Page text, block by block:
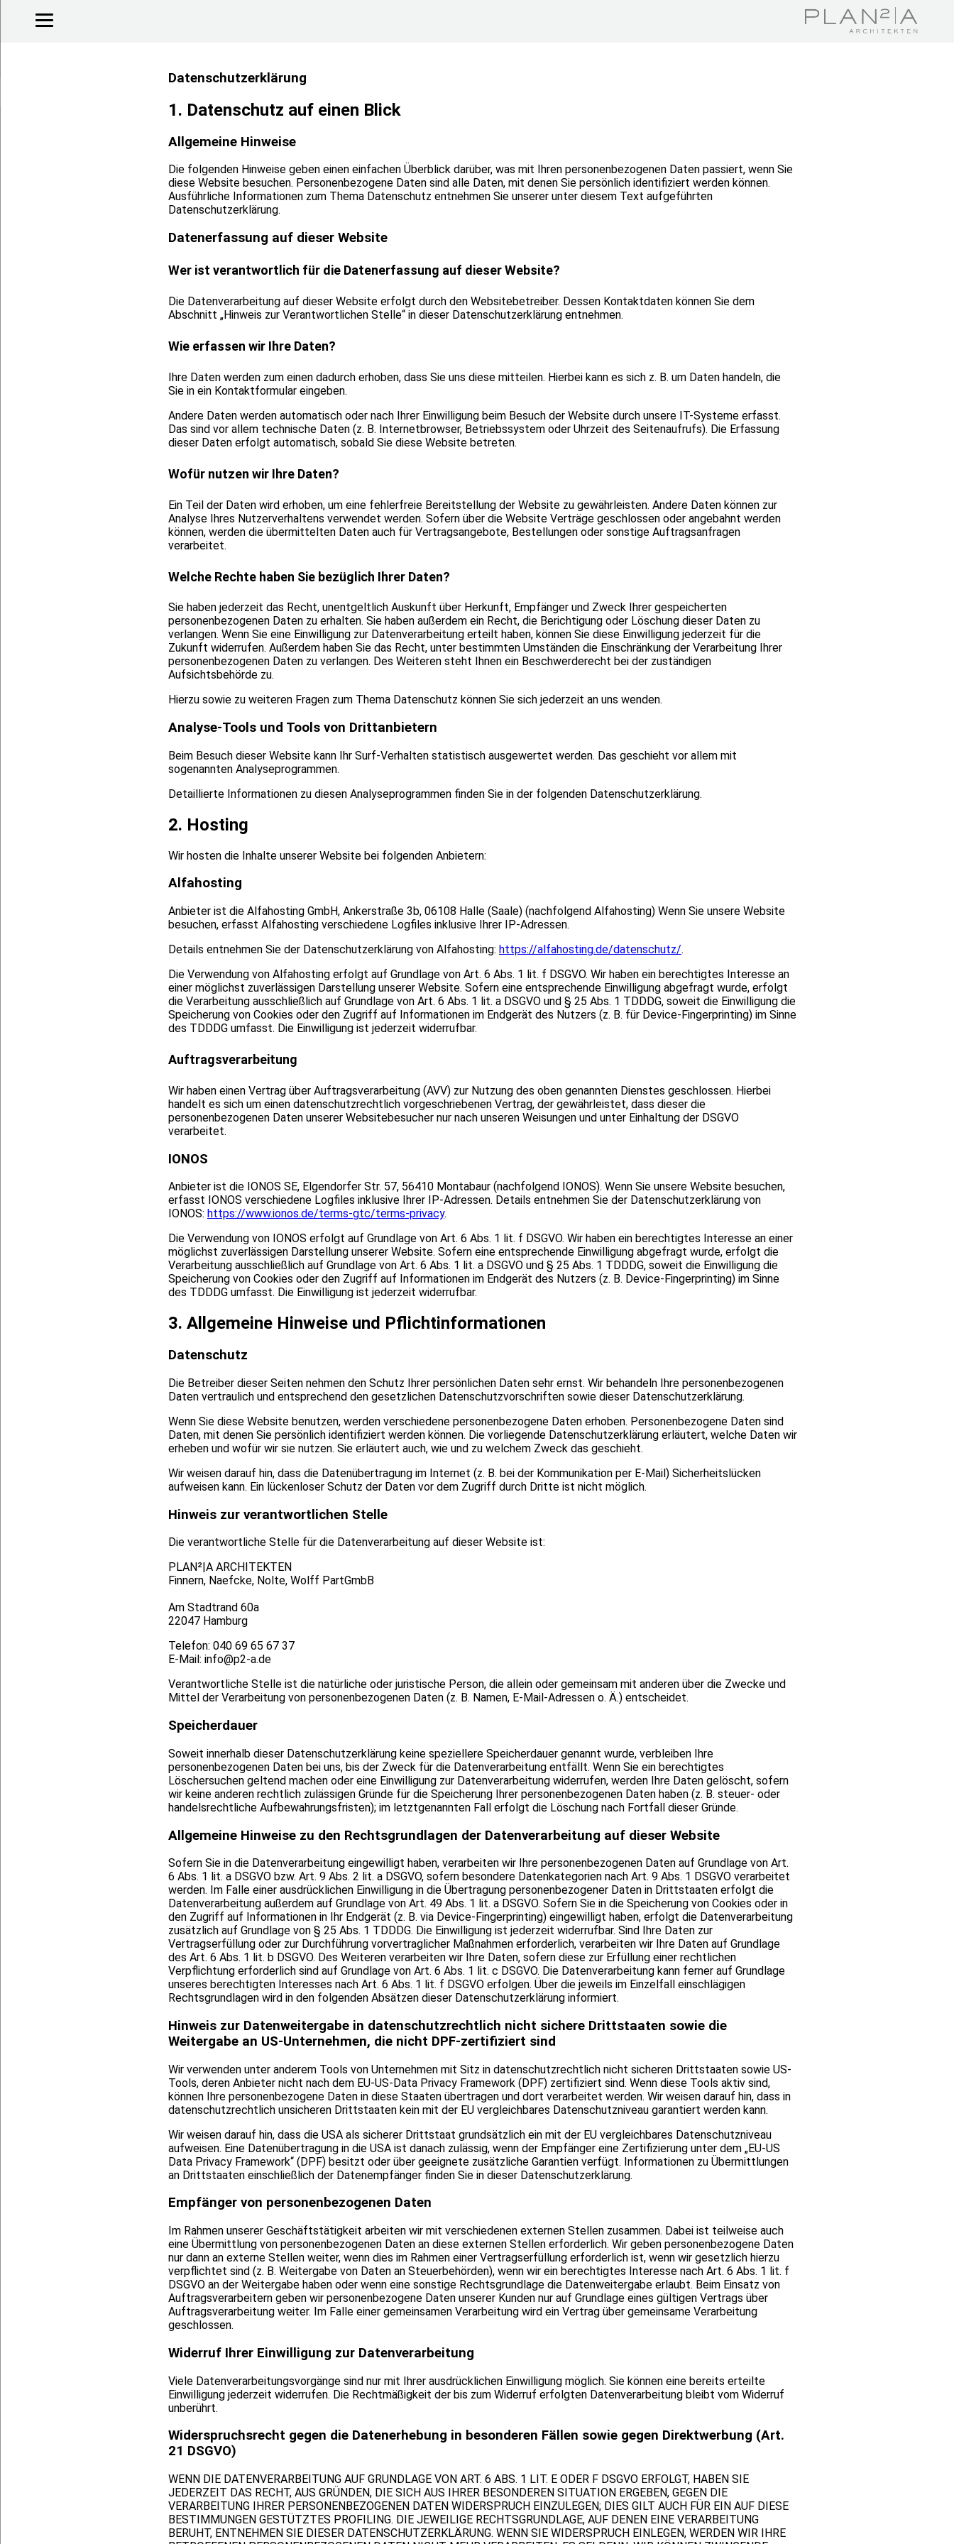
Datenschutz­erklärung
1. Datenschutz auf einen Blick
Allgemeine Hinweise
Die folgenden Hinweise geben einen einfachen Überblick darüber, was mit Ihren personenbezogenen Daten passiert, wenn Sie
diese Website besuchen. Personenbezogene Daten sind alle Daten, mit denen Sie persönlich identifiziert werden können.
Ausführliche Informationen zum Thema Datenschutz entnehmen Sie unserer unter diesem Text aufgeführten
Datenschutzerklärung.
Datenerfassung auf dieser Website
Wer ist verantwortlich für die Datenerfassung auf dieser Website?
Die Datenverarbeitung auf dieser Website erfolgt durch den Websitebetreiber. Dessen Kontaktdaten können Sie dem
Abschnitt „Hinweis zur Verantwortlichen Stelle“ in dieser Datenschutzerklärung entnehmen.
Wie erfassen wir Ihre Daten?
Ihre Daten werden zum einen dadurch erhoben, dass Sie uns diese mitteilen. Hierbei kann es sich z. B. um Daten handeln, die
Sie in ein Kontaktformular eingeben.
Andere Daten werden automatisch oder nach Ihrer Einwilligung beim Besuch der Website durch unsere IT-Systeme erfasst.
Das sind vor allem technische Daten (z. B. Internetbrowser, Betriebssystem oder Uhrzeit des Seitenaufrufs). Die Erfassung
dieser Daten erfolgt automatisch, sobald Sie diese Website betreten.
Wofür nutzen wir Ihre Daten?
Ein Teil der Daten wird erhoben, um eine fehlerfreie Bereitstellung der Website zu gewährleisten. Andere Daten können zur
Analyse Ihres Nutzerverhaltens verwendet werden. Sofern über die Website Verträge geschlossen oder angebahnt werden
können, werden die übermittelten Daten auch für Vertragsangebote, Bestellungen oder sonstige Auftragsanfragen
verarbeitet.
Welche Rechte haben Sie bezüglich Ihrer Daten?
Sie haben jederzeit das Recht, unentgeltlich Auskunft über Herkunft, Empfänger und Zweck Ihrer gespeicherten
personenbezogenen Daten zu erhalten. Sie haben außerdem ein Recht, die Berichtigung oder Löschung dieser Daten zu
verlangen. Wenn Sie eine Einwilligung zur Datenverarbeitung erteilt haben, können Sie diese Einwilligung jederzeit für die
Zukunft widerrufen. Außerdem haben Sie das Recht, unter bestimmten Umständen die Einschränkung der Verarbeitung Ihrer
personenbezogenen Daten zu verlangen. Des Weiteren steht Ihnen ein Beschwerderecht bei der zuständigen
Aufsichtsbehörde zu.
Hierzu sowie zu weiteren Fragen zum Thema Datenschutz können Sie sich jederzeit an uns wenden.
Analyse-Tools und Tools von Dritt­anbietern
Beim Besuch dieser Website kann Ihr Surf-Verhalten statistisch ausgewertet werden. Das geschieht vor allem mit
sogenannten Analyseprogrammen.
Detaillierte Informationen zu diesen Analyseprogrammen finden Sie in der folgenden Datenschutzerklärung.
2. Hosting
Wir hosten die Inhalte unserer Website bei folgenden Anbietern:
Alfahosting
Anbieter ist die Alfahosting GmbH, Ankerstraße 3b, 06108 Halle (Saale) (nachfolgend Alfahosting) Wenn Sie unsere Website
besuchen, erfasst Alfahosting verschiedene Logfiles inklusive Ihrer IP-Adressen.
Details entnehmen Sie der Datenschutzerklärung von Alfahosting: https://alfahosting.de/datenschutz/.
Die Verwendung von Alfahosting erfolgt auf Grundlage von Art. 6 Abs. 1 lit. f DSGVO. Wir haben ein berechtigtes Interesse an
einer möglichst zuverlässigen Darstellung unserer Website. Sofern eine entsprechende Einwilligung abgefragt wurde, erfolgt
die Verarbeitung ausschließlich auf Grundlage von Art. 6 Abs. 1 lit. a DSGVO und § 25 Abs. 1 TDDDG, soweit die Einwilligung die
Speicherung von Cookies oder den Zugriff auf Informationen im Endgerät des Nutzers (z. B. für Device-Fingerprinting) im Sinne
des TDDDG umfasst. Die Einwilligung ist jederzeit widerrufbar.
Auftragsverarbeitung
Wir haben einen Vertrag über Auftragsverarbeitung (AVV) zur Nutzung des oben genannten Dienstes geschlossen. Hierbei
handelt es sich um einen datenschutzrechtlich vorgeschriebenen Vertrag, der gewährleistet, dass dieser die
personenbezogenen Daten unserer Websitebesucher nur nach unseren Weisungen und unter Einhaltung der DSGVO
verarbeitet.
IONOS
Anbieter ist die IONOS SE, Elgendorfer Str. 57, 56410 Montabaur (nachfolgend IONOS). Wenn Sie unsere Website besuchen,
erfasst IONOS verschiedene Logfiles inklusive Ihrer IP-Adressen. Details entnehmen Sie der Datenschutzerklärung von
IONOS: https://www.ionos.de/terms-gtc/terms-privacy.
Die Verwendung von IONOS erfolgt auf Grundlage von Art. 6 Abs. 1 lit. f DSGVO. Wir haben ein berechtigtes Interesse an einer
möglichst zuverlässigen Darstellung unserer Website. Sofern eine entsprechende Einwilligung abgefragt wurde, erfolgt die
Verarbeitung ausschließlich auf Grundlage von Art. 6 Abs. 1 lit. a DSGVO und § 25 Abs. 1 TDDDG, soweit die Einwilligung die
Speicherung von Cookies oder den Zugriff auf Informationen im Endgerät des Nutzers (z. B. Device-Fingerprinting) im Sinne
des TDDDG umfasst. Die Einwilligung ist jederzeit widerrufbar.
3. Allgemeine Hinweise und Pflicht­informationen
Datenschutz
Die Betreiber dieser Seiten nehmen den Schutz Ihrer persönlichen Daten sehr ernst. Wir behandeln Ihre personenbezogenen
Daten vertraulich und entsprechend den gesetzlichen Datenschutzvorschriften sowie dieser Datenschutzerklärung.
Wenn Sie diese Website benutzen, werden verschiedene personenbezogene Daten erhoben. Personenbezogene Daten sind
Daten, mit denen Sie persönlich identifiziert werden können. Die vorliegende Datenschutzerklärung erläutert, welche Daten wir
erheben und wofür wir sie nutzen. Sie erläutert auch, wie und zu welchem Zweck das geschieht.
Wir weisen darauf hin, dass die Datenübertragung im Internet (z. B. bei der Kommunikation per E-Mail) Sicherheitslücken
aufweisen kann. Ein lückenloser Schutz der Daten vor dem Zugriff durch Dritte ist nicht möglich.
Hinweis zur verantwortlichen Stelle
Die verantwortliche Stelle für die Datenverarbeitung auf dieser Website ist:
PLAN²|A ARCHITEKTEN
Finnern, Naefcke, Nolte, Wolff PartGmbB
Am Stadtrand 60a
22047 Hamburg
Telefon: 040 69 65 67 37
E-Mail: info@p2-a.de
Verantwortliche Stelle ist die natürliche oder juristische Person, die allein oder gemeinsam mit anderen über die Zwecke und
Mittel der Verarbeitung von personenbezogenen Daten (z. B. Namen, E-Mail-Adressen o. Ä.) entscheidet.
Speicherdauer
Soweit innerhalb dieser Datenschutzerklärung keine speziellere Speicherdauer genannt wurde, verbleiben Ihre
personenbezogenen Daten bei uns, bis der Zweck für die Datenverarbeitung entfällt. Wenn Sie ein berechtigtes
Löschersuchen geltend machen oder eine Einwilligung zur Datenverarbeitung widerrufen, werden Ihre Daten gelöscht, sofern
wir keine anderen rechtlich zulässigen Gründe für die Speicherung Ihrer personenbezogenen Daten haben (z. B. steuer- oder
handelsrechtliche Aufbewahrungsfristen); im letztgenannten Fall erfolgt die Löschung nach Fortfall dieser Gründe.
Allgemeine Hinweise zu den Rechtsgrundlagen der Datenverarbeitung auf dieser Website
Sofern Sie in die Datenverarbeitung eingewilligt haben, verarbeiten wir Ihre personenbezogenen Daten auf Grundlage von Art.
6 Abs. 1 lit. a DSGVO bzw. Art. 9 Abs. 2 lit. a DSGVO, sofern besondere Datenkategorien nach Art. 9 Abs. 1 DSGVO verarbeitet
werden. Im Falle einer ausdrücklichen Einwilligung in die Übertragung personenbezogener Daten in Drittstaaten erfolgt die
Datenverarbeitung außerdem auf Grundlage von Art. 49 Abs. 1 lit. a DSGVO. Sofern Sie in die Speicherung von Cookies oder in
den Zugriff auf Informationen in Ihr Endgerät (z. B. via Device-Fingerprinting) eingewilligt haben, erfolgt die Datenverarbeitung
zusätzlich auf Grundlage von § 25 Abs. 1 TDDDG. Die Einwilligung ist jederzeit widerrufbar. Sind Ihre Daten zur
Vertragserfüllung oder zur Durchführung vorvertraglicher Maßnahmen erforderlich, verarbeiten wir Ihre Daten auf Grundlage
des Art. 6 Abs. 1 lit. b DSGVO. Des Weiteren verarbeiten wir Ihre Daten, sofern diese zur Erfüllung einer rechtlichen
Verpflichtung erforderlich sind auf Grundlage von Art. 6 Abs. 1 lit. c DSGVO. Die Datenverarbeitung kann ferner auf Grundlage
unseres berechtigten Interesses nach Art. 6 Abs. 1 lit. f DSGVO erfolgen. Über die jeweils im Einzelfall einschlägigen
Rechtsgrundlagen wird in den folgenden Absätzen dieser Datenschutzerklärung informiert.
Hinweis zur Datenweitergabe in datenschutzrechtlich nicht sichere Drittstaaten sowie die
Weitergabe an US-Unternehmen, die nicht DPF-zertifiziert sind
Wir verwenden unter anderem Tools von Unternehmen mit Sitz in datenschutzrechtlich nicht sicheren Drittstaaten sowie US-
Tools, deren Anbieter nicht nach dem EU-US-Data Privacy Framework (DPF) zertifiziert sind. Wenn diese Tools aktiv sind,
können Ihre personenbezogene Daten in diese Staaten übertragen und dort verarbeitet werden. Wir weisen darauf hin, dass in
datenschutzrechtlich unsicheren Drittstaaten kein mit der EU vergleichbares Datenschutzniveau garantiert werden kann.
Wir weisen darauf hin, dass die USA als sicherer Drittstaat grundsätzlich ein mit der EU vergleichbares Datenschutzniveau
aufweisen. Eine Datenübertragung in die USA ist danach zulässig, wenn der Empfänger eine Zertifizierung unter dem „EU-US
Data Privacy Framework“ (DPF) besitzt oder über geeignete zusätzliche Garantien verfügt. Informationen zu Übermittlungen
an Drittstaaten einschließlich der Datenempfänger finden Sie in dieser Datenschutzerklärung.
Empfänger von personenbezogenen Daten
Im Rahmen unserer Geschäftstätigkeit arbeiten wir mit verschiedenen externen Stellen zusammen. Dabei ist teilweise auch
eine Übermittlung von personenbezogenen Daten an diese externen Stellen erforderlich. Wir geben personenbezogene Daten
nur dann an externe Stellen weiter, wenn dies im Rahmen einer Vertragserfüllung erforderlich ist, wenn wir gesetzlich hierzu
verpflichtet sind (z. B. Weitergabe von Daten an Steuerbehörden), wenn wir ein berechtigtes Interesse nach Art. 6 Abs. 1 lit. f
DSGVO an der Weitergabe haben oder wenn eine sonstige Rechtsgrundlage die Datenweitergabe erlaubt. Beim Einsatz von
Auftragsverarbeitern geben wir personenbezogene Daten unserer Kunden nur auf Grundlage eines gültigen Vertrags über
Auftragsverarbeitung weiter. Im Falle einer gemeinsamen Verarbeitung wird ein Vertrag über gemeinsame Verarbeitung
geschlossen.
Widerruf Ihrer Einwilligung zur Datenverarbeitung
Viele Datenverarbeitungsvorgänge sind nur mit Ihrer ausdrücklichen Einwilligung möglich. Sie können eine bereits erteilte
Einwilligung jederzeit widerrufen. Die Rechtmäßigkeit der bis zum Widerruf erfolgten Datenverarbeitung bleibt vom Widerruf
unberührt.
Widerspruchsrecht gegen die Datenerhebung in besonderen Fällen sowie gegen Direktwerbung (Art.
21 DSGVO)
WENN DIE DATENVERARBEITUNG AUF GRUNDLAGE VON ART. 6 ABS. 1 LIT. E ODER F DSGVO ERFOLGT, HABEN SIE
JEDERZEIT DAS RECHT, AUS GRÜNDEN, DIE SICH AUS IHRER BESONDEREN SITUATION ERGEBEN, GEGEN DIE
VERARBEITUNG IHRER PERSONENBEZOGENEN DATEN WIDERSPRUCH EINZULEGEN; DIES GILT AUCH FÜR EIN AUF DIESE
BESTIMMUNGEN GESTÜTZTES PROFILING. DIE JEWEILIGE RECHTSGRUNDLAGE, AUF DENEN EINE VERARBEITUNG
BERUHT, ENTNEHMEN SIE DIESER DATENSCHUTZERKLÄRUNG. WENN SIE WIDERSPRUCH EINLEGEN, WERDEN WIR IHRE